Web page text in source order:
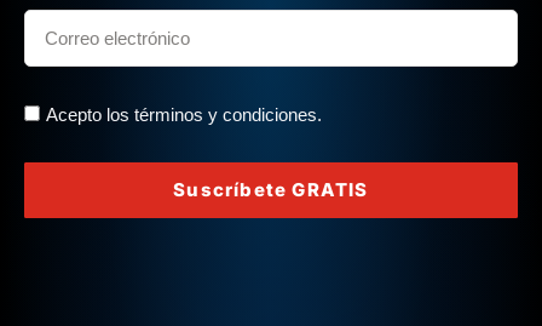
Acepto los términos y condiciones.
Suscríbete GRATIS